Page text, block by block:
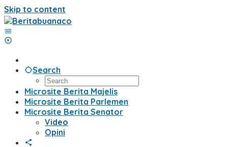
Skip to content
Search
Microsite Berita Majelis
Microsite Berita Parlemen
Microsite Berita Senator
Video
Opini